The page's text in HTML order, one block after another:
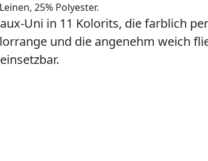
25% Polyester.
Uni in 11 Kolorits, die farblich
und die angenehm weich